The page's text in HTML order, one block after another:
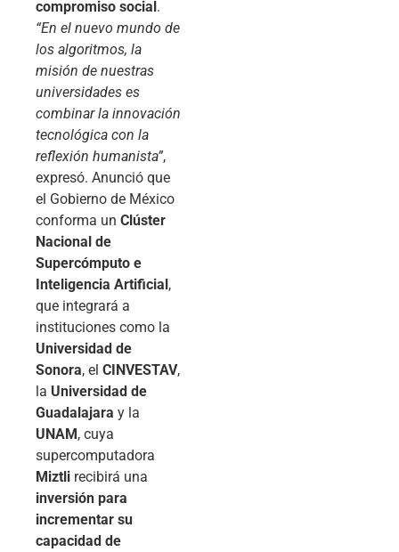
compromiso social.
“En el nuevo mundo de
los algoritmos, la
misión de nuestras
universidades es
combinar la innovación
tecnológica con la
reflexión humanista”,
expresó. Anunció que
el Gobierno de México
conforma un Clúster
Nacional de
Supercómputo e
Inteligencia Artificial,
que integrará a
instituciones como la
Universidad de
Sonora, el CINVESTAV,
la Universidad de
Guadalajara y la
UNAM, cuya
supercomputadora
Miztli recibirá una
inversión para
incrementar su
capacidad de